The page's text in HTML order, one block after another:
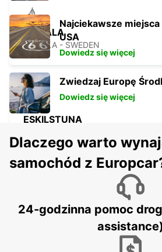
MOTALA
MOTALA - SWEDEN
ESKILSTUNA
OREBRO
OREBRO - SWEDEN
Najciekawsze
USA
Dowiedz się więcej
Zwiedzaj Europę
Dowiedz się więcej
Dlaczego warto
samochód z
24-godzinna pomoc